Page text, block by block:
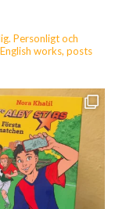
Personligt och
English works, posts